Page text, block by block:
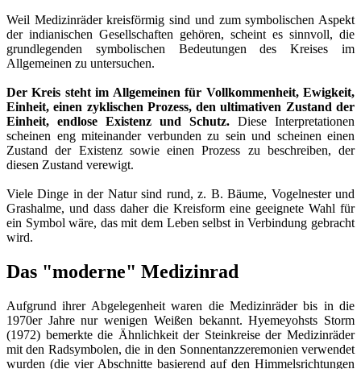
Weil Medizinräder kreisförmig sind und zum symbolischen Aspekt
der indianischen Gesellschaften gehören, scheint es sinnvoll, die
grundlegenden symbolischen Bedeutungen des Kreises im
Allgemeinen zu untersuchen.
Der Kreis steht im Allgemeinen für Vollkommenheit, Ewigkeit,
Einheit, einen zyklischen Prozess, den ultimativen Zustand der
Einheit, endlose Existenz und Schutz. Diese Interpretationen
scheinen eng miteinander verbunden zu sein und scheinen einen
Zustand der Existenz sowie einen Prozess zu beschreiben, der
diesen Zustand verewigt.
Viele Dinge in der Natur sind rund, z. B. Bäume, Vogelnester und
Grashalme, und dass daher die Kreisform eine geeignete Wahl für
ein Symbol wäre, das mit dem Leben selbst in Verbindung gebracht
wird.
Das "moderne" Medizinrad
Aufgrund ihrer Abgelegenheit waren die Medizinräder bis in die
1970er Jahre nur wenigen Weißen bekannt. Hyemeyohsts Storm
(1972) bemerkte die Ähnlichkeit der Steinkreise der Medizinräder
mit den Radsymbolen, die in den Sonnentanzzeremonien verwendet
wurden (die vier Abschnitte basierend auf den Himmelsrichtungen